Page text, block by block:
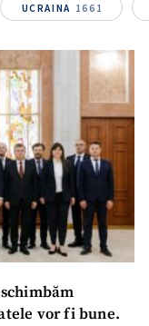
UCRAINA 1661
vor fi bune.